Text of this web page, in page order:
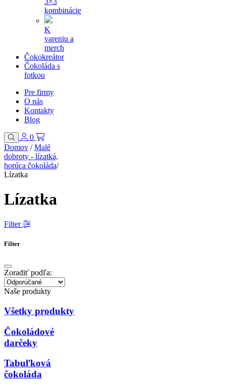
kombinácie
K
vareniu a
merch
Čokokreátor
Čokoláda s
fotkou
Pre firmy
O nás
Kontakty
Blog
0
Domov / Malé
dobroty - lízatká,
horúca čokoláda/
Lízatka
Lízatka
Filter
Filter
Zoradiť podľa:
Naše produkty
Všetky produkty
Čokoládové
darčeky
Tabuľková
čokoláda